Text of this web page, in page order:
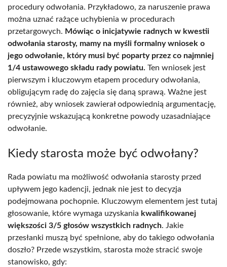
procedury odwołania. Przykładowo, za naruszenie prawa
można uznać rażące uchybienia w procedurach
przetargowych. Mówiąc o inicjatywie radnych w kwestii
odwołania starosty, mamy na myśli formalny wniosek o
jego odwołanie, który musi być poparty przez co najmniej
1/4 ustawowego składu rady powiatu. Ten wniosek jest
pierwszym i kluczowym etapem procedury odwołania,
obligującym radę do zajęcia się daną sprawą. Ważne jest
również, aby wniosek zawierał odpowiednią argumentację,
precyzyjnie wskazującą konkretne powody uzasadniające
odwołanie.
Kiedy starosta może być odwołany?
Rada powiatu ma możliwość odwołania starosty przed
upływem jego kadencji, jednak nie jest to decyzja
podejmowana pochopnie. Kluczowym elementem jest tutaj
głosowanie, które wymaga uzyskania kwalifikowanej
większości 3/5 głosów wszystkich radnych. Jakie
przesłanki muszą być spełnione, aby do takiego odwołania
doszło? Przede wszystkim, starosta może stracić swoje
stanowisko, gdy: